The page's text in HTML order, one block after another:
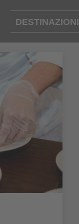
DESTINAZIONI